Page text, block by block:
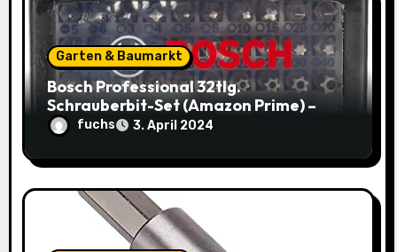
Garten & Baumarkt
Bosch Professional 32tlg.
Schrauberbit-Set (Amazon Prime) –
Jetzt nur 9,95€ statt 14,29€
fuchs 3. April 2024